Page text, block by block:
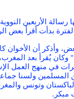
الأربعين
بدأت أقرأ بعض
أن الأخوان
يُقرأ بعد
في منهج العمل
ولسنا
وتونس
مبكر.